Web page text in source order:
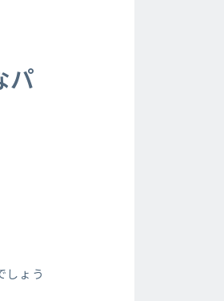
パ
しょう